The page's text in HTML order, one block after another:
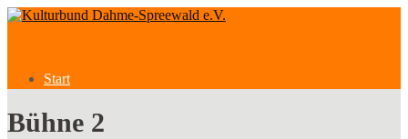
Start
Bühne 2